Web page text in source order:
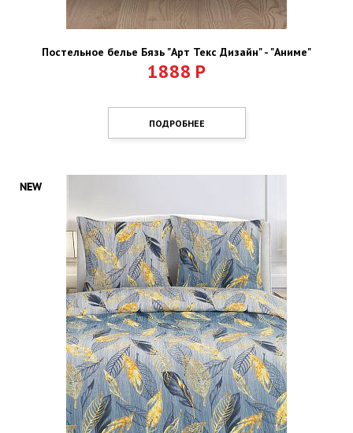
Постельное белье Бязь "Арт Текс Дизайн" - "Аниме"
1888 Р
ПОДРОБНЕЕ